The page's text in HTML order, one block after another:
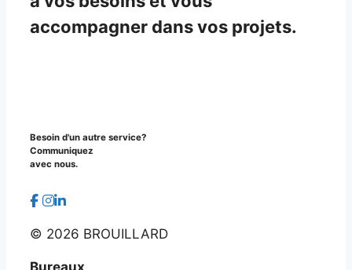
accompagner dans vos projets.
Besoin d'un autre service?
Communiquez
avec nous.
© 2026 BROUILLARD